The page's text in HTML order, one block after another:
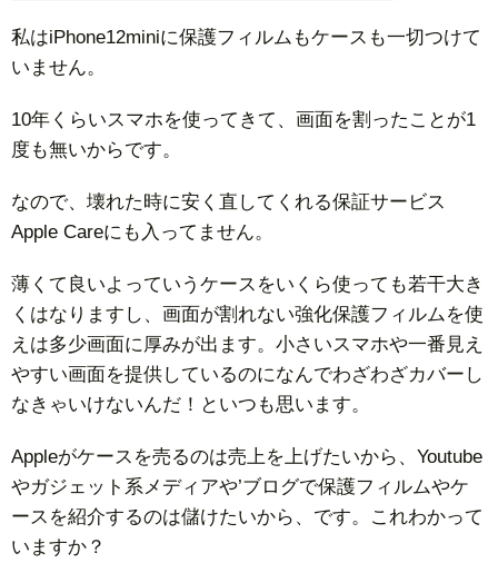
私はiPhone12miniに保護フィルムもケースも一切つけて
いません。
10年くらいスマホを使ってきて、画面を割ったことが1
度も無いからです。
なので、壊れた時に安く直してくれる保証サービス
Apple Careにも入ってません。
薄くて良いよっていうケースをいくら使っても若干大き
くはなりますし、画面が割れない強化保護フィルムを使
えは多少画面に厚みが出ます。小さいスマホや一番見え
やすい画面を提供しているのになんでわざわざカバーし
なきゃいけないんだ！といつも思います。
Appleがケースを売るのは売上を上げたいから、Youtube
やガジェット系メディアや’ブログで保護フィルムやケ
ースを紹介するのは儲けたいから、です。これわかって
いますか？